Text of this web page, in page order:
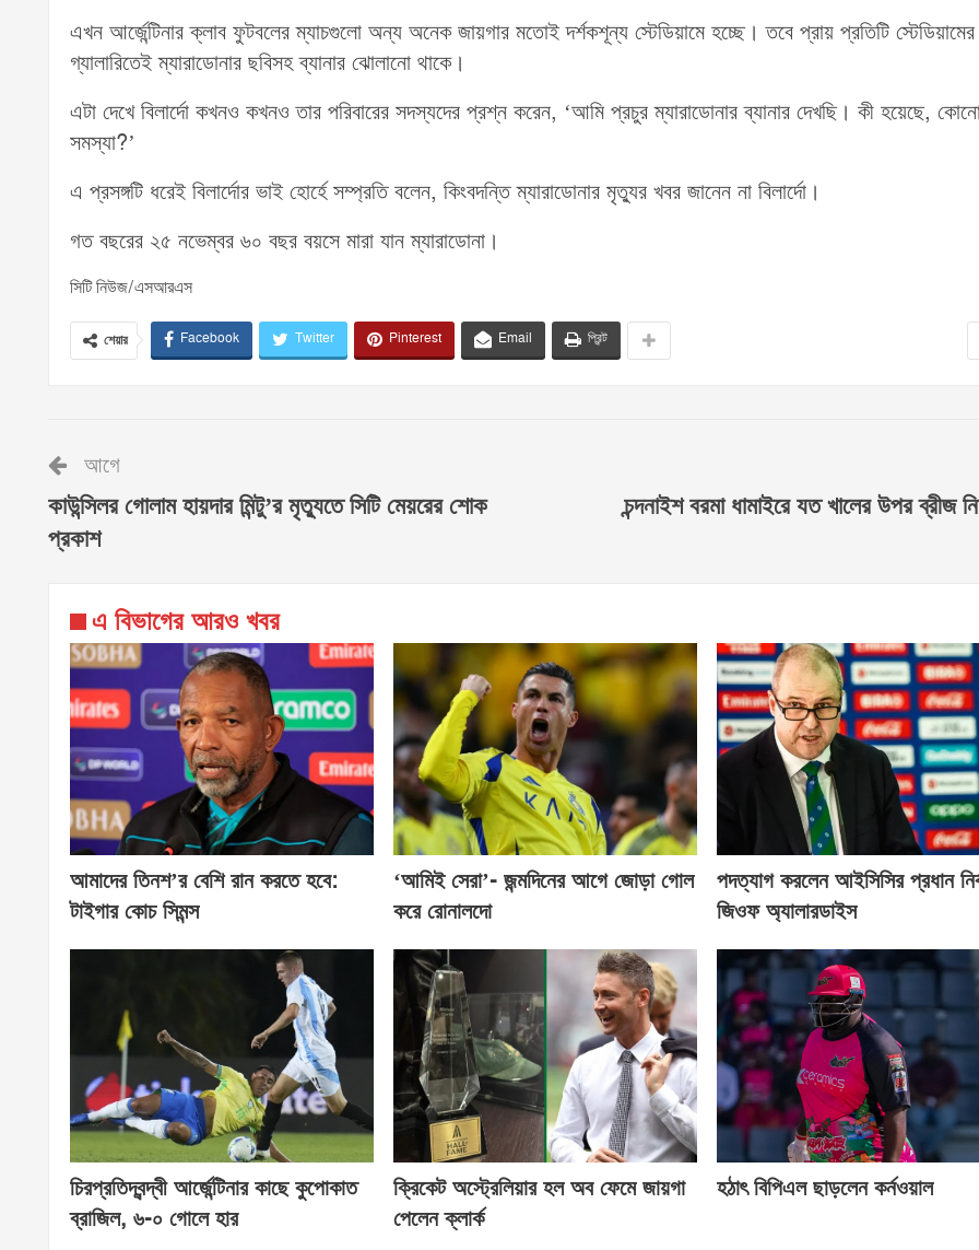
এখন আর্জেন্টিনার ক্লাব ফুটবলের ম্যাচগুলো অন্য অনেক জায়গার মতোই দর্শকশূন্য স্টেডিয়ামে হচ্ছে। তবে প্রায় প্রতিটি স্টেডিয়ামের
গ্যালারিতেই ম্যারাডোনার ছবিসহ ব্যানার ঝোলানো থাকে।
এটা দেখে বিলার্দো কখনও কখনও তার পরিবারের সদস্যদের প্রশ্ন করেন, ‘আমি প্রচুর ম্যারাডোনার ব্যানার দেখছি। কী হয়েছে,
সমস্যা?’
এ প্রসঙ্গটি ধরেই বিলার্দোর ভাই হোর্হে সম্প্রতি বলেন, কিংবদন্তি ম্যারাডোনার মৃত্যুর খবর জানেন না বিলার্দো।
গত বছরের ২৫ নভেম্বর ৬০ বছর বয়সে মারা যান ম্যারাডোনা।
সিটি নিউজ/এসআরএস
শেয়ার Facebook Twitter Pinterest Email প্রিন্ট
আগে
কাউন্সিলর গোলাম হায়দার মিন্টু’র মৃত্যুতে সিটি মেয়রের শোক
প্রকাশ
চন্দনাইশ বরমা ধামাইরে যত খালের উপর ব্রীজ
এ বিভাগের আরও খবর
আমাদের তিনশ’র বেশি রান করতে হবে:
টাইগার কোচ সিমন্স
‘আমিই সেরা’- জন্মদিনের আগে জোড়া গোল
করে রোনালদো
পদত্যাগ করলেন আইসিসির প্রধান
জিওফ অ্যালারডাইস
চিরপ্রতিদ্বন্দ্বী আর্জেন্টিনার কাছে কুপোকাত
ব্রাজিল, ৬-০ গোলে হার
ক্রিকেট অস্ট্রেলিয়ার হল অব ফেমে জায়গা
পেলেন ক্লার্ক
হঠাৎ বিপিএল ছাড়লেন কর্নওয়াল